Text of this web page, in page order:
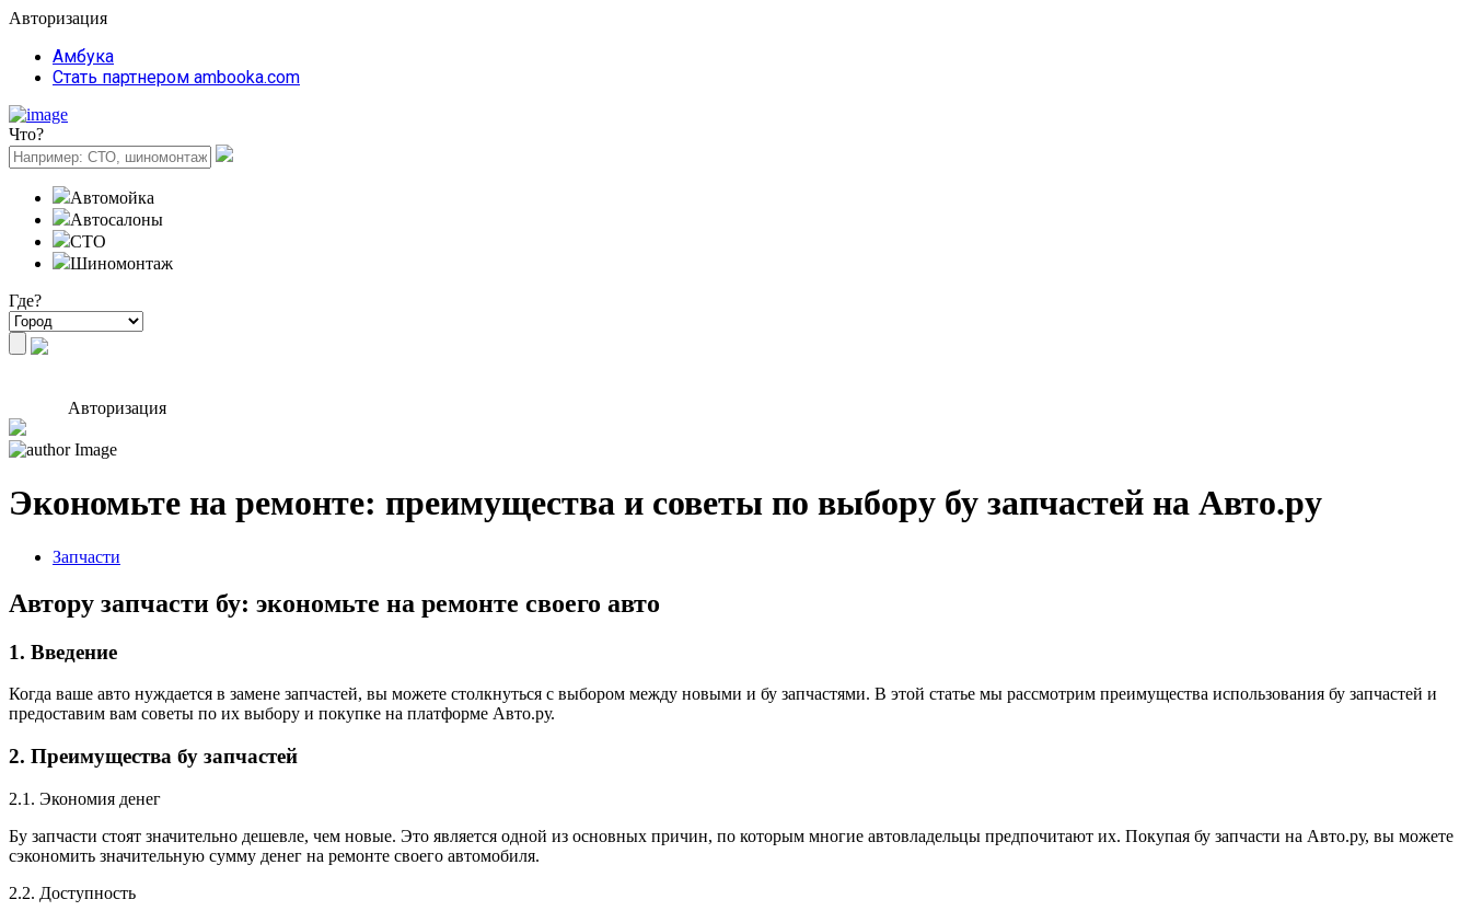
Авторизация
Амбука
Стать партнером ambooka.com
Что?
Автомойка
Автосалоны
СТО
Шиномонтаж
Где?
Авторизация
Экономьте на ремонте: преимущества и советы по выбору бу запчастей на Авто.ру
Запчасти
Автору запчасти бу: экономьте на ремонте своего авто
1. Введение
Когда ваше авто нуждается в замене запчастей, вы можете столкнуться с выбором между новыми и бу запчастями. В этой статье мы рассмотрим преимущества использования бу запчастей и
предоставим вам советы по их выбору и покупке на платформе Авто.ру.
2. Преимущества бу запчастей
2.1. Экономия денег
Бу запчасти стоят значительно дешевле, чем новые. Это является одной из основных причин, по которым многие автовладельцы предпочитают их. Покупая бу запчасти на Авто.ру, вы можете
сэкономить значительную сумму денег на ремонте своего автомобиля.
2.2. Доступность